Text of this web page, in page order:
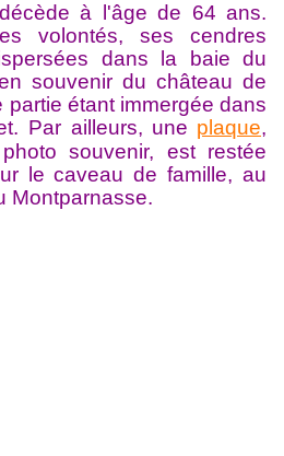
à l'âge de 64 ans.
volontés, ses cendres
dans la baie du
souvenir du château de
partie étant immergée dans
Par ailleurs, une plaque,
souvenir, est restée
le caveau de famille, au
Montparnasse.